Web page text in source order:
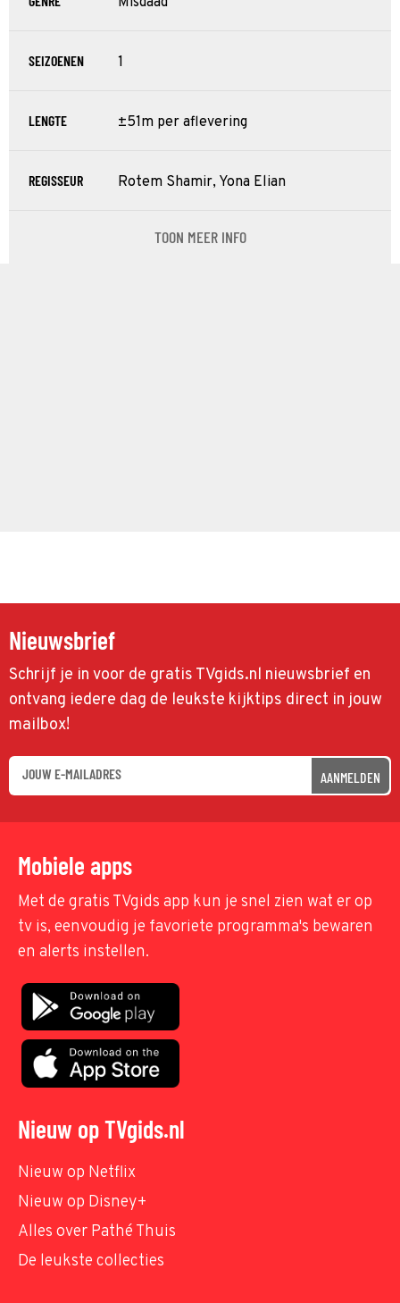
SEIZOENEN 1
LENGTE ±51m per aflevering
REGISSEUR Rotem Shamir, Yona Elian
TOON MEER INFO
Nieuwsbrief
Schrijf je in voor de gratis TVgids.nl nieuwsbrief en
ontvang iedere dag de leukste kijktips direct in jouw
mailbox!
AANMELDEN
Mobiele apps
Met de gratis TVgids app kun je snel zien wat er op
tv is, eenvoudig je favoriete programma's bewaren
en alerts instellen.
Nieuw op TVgids.nl
Nieuw op Netflix
Nieuw op Disney+
Alles over Pathé Thuis
De leukste collecties